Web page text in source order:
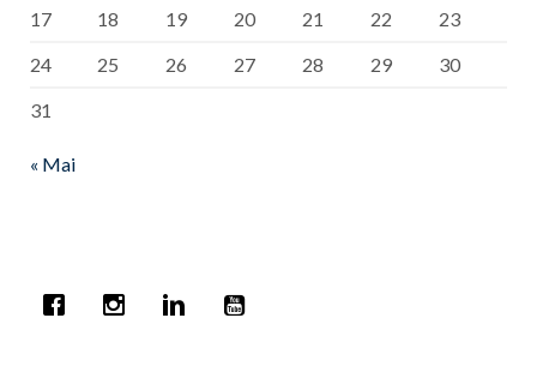
17
18 19 20 21 22
23
24
25 26 27 28 29
30
31
« Mai